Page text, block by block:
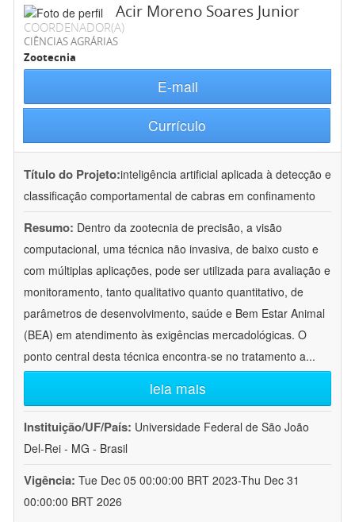
Acir Moreno Soares Junior
COORDENADOR(A)
CIÊNCIAS AGRÁRIAS
Zootecnia
E-mail
Currículo
Título do Projeto:inteligência artificial aplicada à detecção e
classificação comportamental de cabras em confinamento
Resumo: Dentro da zootecnia de precisão, a visão
computacional, uma técnica não invasiva, de baixo custo e
com múltiplas aplicações, pode ser utilizada para avaliação e
monitoramento, tanto qualitativo quanto quantitativo, de
parâmetros de desenvolvimento, saúde e Bem Estar Animal
(BEA) em atendimento às exigências mercadológicas. O
ponto central desta técnica encontra-se no tratamento a...
leia mais
Instituição/UF/País: Universidade Federal de São João
Del-Rei - MG - Brasil
Vigência: Tue Dec 05 00:00:00 BRT 2023-Thu Dec 31
00:00:00 BRT 2026